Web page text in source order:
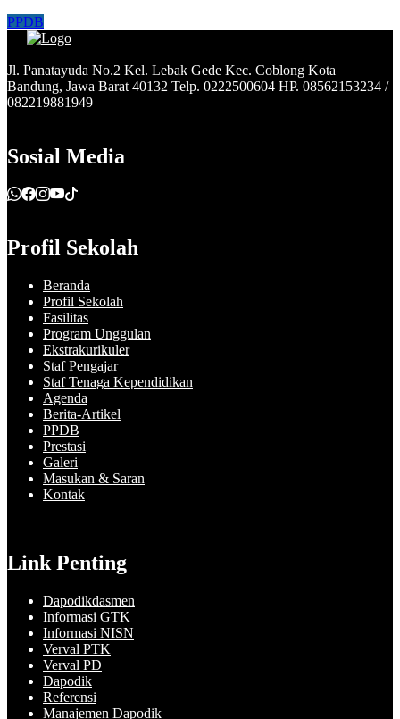
PPDB
Jl. Panatayuda No.2 Kel. Lebak Gede Kec. Coblong Kota
Bandung, Jawa Barat 40132 Telp. 0222500604 HP. 08562153234 /
082219881949
Sosial Media
Profil Sekolah
Beranda
Profil Sekolah
Fasilitas
Program Unggulan
Ekstrakurikuler
Staf Pengajar
Staf Tenaga Kependidikan
Agenda
Berita-Artikel
PPDB
Prestasi
Galeri
Masukan & Saran
Kontak
Link Penting
Dapodikdasmen
Informasi GTK
Informasi NISN
Verval PTK
Verval PD
Dapodik
Referensi
Manajemen Dapodik